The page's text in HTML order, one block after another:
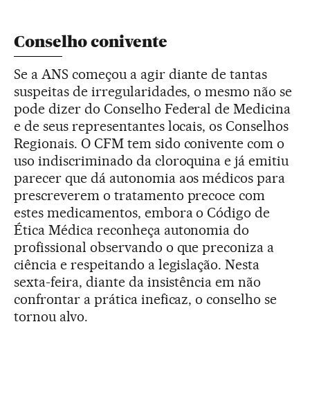
Conselho conivente
Se a ANS começou a agir diante de tantas
suspeitas de irregularidades, o mesmo não se
pode dizer do Conselho Federal de Medicina
e de seus representantes locais, os Conselhos
Regionais. O CFM tem sido conivente com o
uso indiscriminado da cloroquina e já emitiu
parecer que dá autonomia aos médicos para
prescreverem o tratamento precoce com
estes medicamentos, embora o Código de
Ética Médica reconheça autonomia do
profissional observando o que preconiza a
ciência e respeitando a legislação. Nesta
sexta-feira, diante da insistência em não
confrontar a prática ineficaz, o conselho se
tornou alvo.